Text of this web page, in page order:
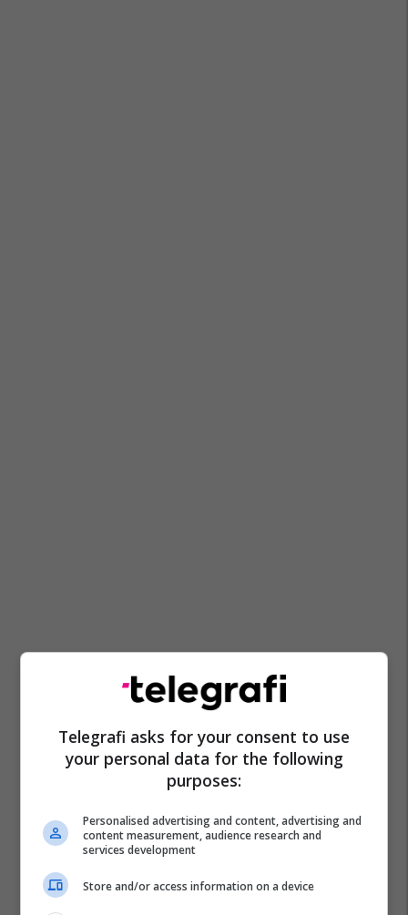
Telegrafi asks for your consent to use
your personal data for the following
purposes:
Personalised advertising and content, advertising and
content measurement, audience research and
services development
Store and/or access information on a device